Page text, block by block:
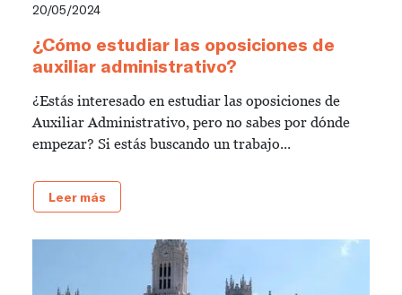
20/05/2024
¿Cómo estudiar las oposiciones de
auxiliar administrativo?
¿Estás interesado en estudiar las oposiciones de
Auxiliar Administrativo, pero no sabes por dónde
empezar? Si estás buscando un trabajo...
Leer más